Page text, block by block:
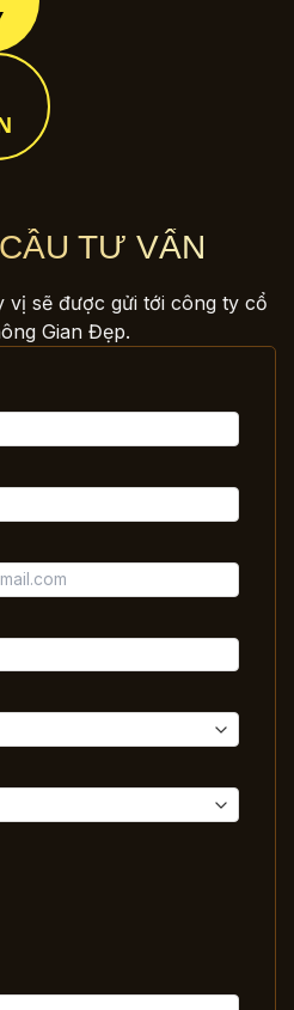
TƯ VẤN
vị sẽ được gửi tới công ty cổ
Gian Đẹp.